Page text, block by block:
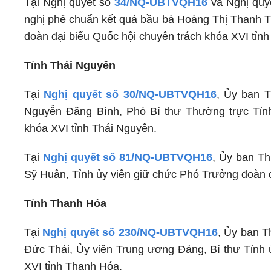
Tại Nghị quyết số 34/NQ-UBTVQH16 và Nghị
nghị phê chuẩn kết quả bầu bà Hoàng Thị Thanh
đoàn đại biểu Quốc hội chuyên trách khóa XVI
Tỉnh Thái Nguyên
Tại Nghị quyết số 30/NQ-UBTVQH16, Ủy ban
Nguyễn Đăng Bình, Phó Bí thư Thường trực
khóa XVI tỉnh Thái Nguyên.
Tại Nghị quyết số 81/NQ-UBTVQH16, Ủy ban
Sỹ Huân, Tỉnh ủy viên giữ chức Phó Trưởng
Tỉnh Thanh Hóa
Tại Nghị quyết số 230/NQ-UBTVQH16, Ủy ban
Đức Thái, Ủy viên Trung ương Đảng, Bí thư Tỉnh
XVI tỉnh Thanh Hóa.